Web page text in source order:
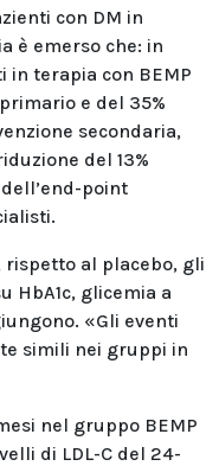
con DM in
è emerso che: in
in terapia con BEMP
e del 35%
secondaria,
del 13%
point
rispetto al placebo, gli
HbA1c, glicemia a
«Gli eventi
simili nei gruppi in
nel gruppo BEMP
di LDL-C del 24-